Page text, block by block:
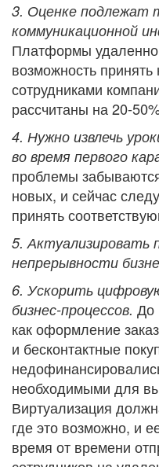
3. Оценке подлежат
коммуникационной
Платформы
возможность
сотрудниками
рассчитаны на 20-
4. Нужно извлечь
во время первого
проблемы
новых, и сейчас
принять
5. Актуализировать
непрерывности
6. Ускорить
бизнес-процессов. До
как оформление
и бесконтактные
необходимыми для
Виртуализация
где это возможно, и
время от времени